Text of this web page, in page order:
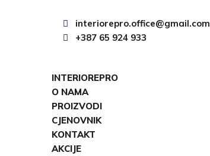
interiorepro.office@gmail.com
+387 65 924 933
INTERIOREPRO
O NAMA
PROIZVODI
CJENOVNIK
KONTAKT
AKCIJE